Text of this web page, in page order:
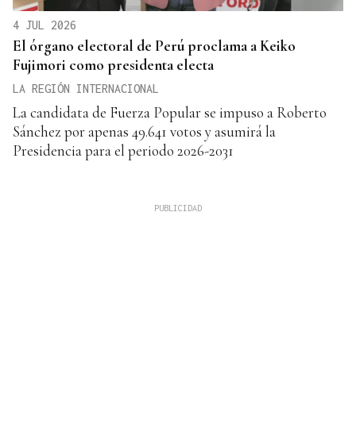
4 JUL 2026
El órgano electoral de Perú proclama a Keiko
Fujimori como presidenta electa
LA REGIÓN INTERNACIONAL
La candidata de Fuerza Popular se impuso a Roberto
Sánchez por apenas 49.641 votos y asumirá la
Presidencia para el periodo 2026-2031